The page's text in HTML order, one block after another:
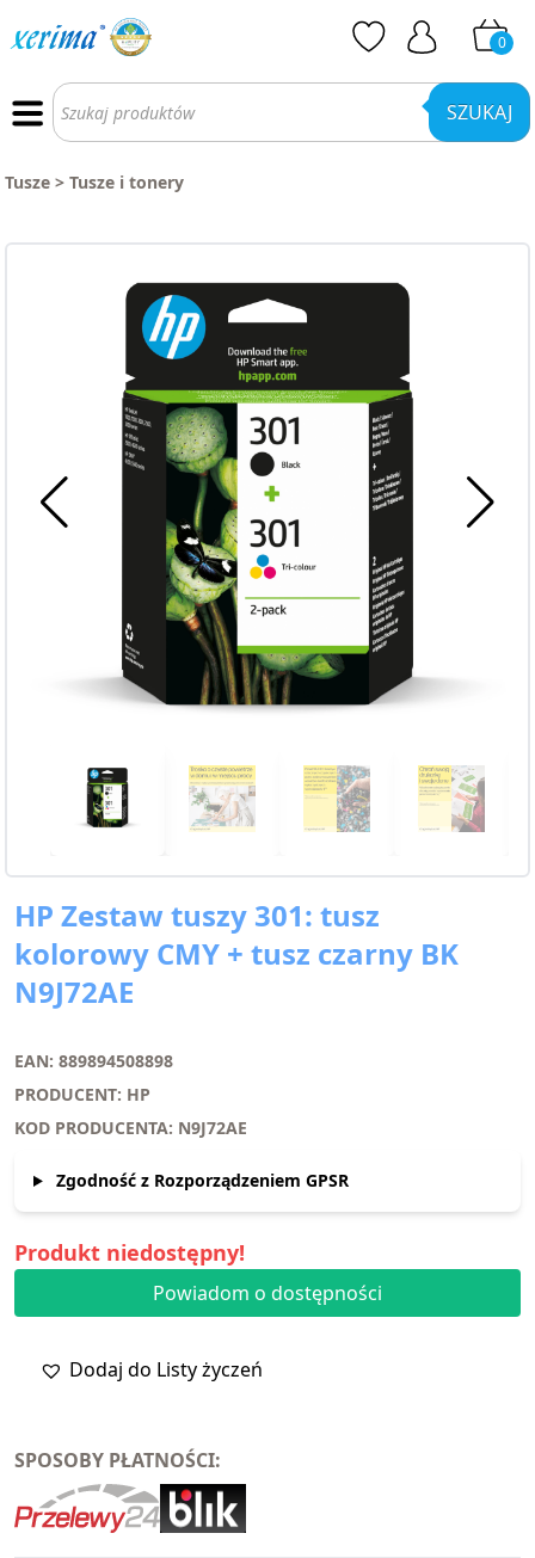
0
Wyszukiwarka
produktów SZUKAJ
Tusze > Tusze i tonery
HP Zestaw tuszy 301: tusz
kolorowy CMY + tusz czarny BK
N9J72AE
EAN: 889894508898
PRODUCENT: HP
KOD PRODUCENTA: N9J72AE
Zgodność z Rozporządzeniem GPSR
Produkt niedostępny!
Powiadom o dostępności
Dodaj do Listy życzeń
SPOSOBY PŁATNOŚCI: